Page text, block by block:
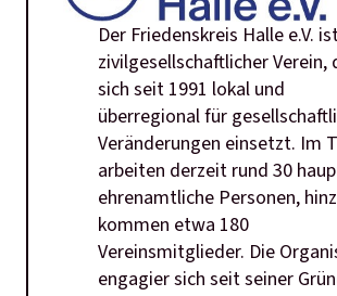
Der Friedenskreis Halle e.V.
zivilgesellschaftlicher Verein,
sich seit 1991 lokal und
überregional für
Veränderungen einsetzt. Im
arbeiten derzeit rund 30
ehrenamtliche Personen,
kommen etwa 180
Vereinsmitglieder. Die
engagier sich seit seiner